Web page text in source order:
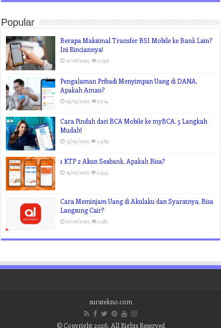
Popular
Berapa Maksimal Transfer BSI Mobile ke Bank Lain?
Ini Rinciannya!
12/06/2025 2,746
Pengalaman Pribadi Menyimpan Uang di DANA,
Apakah Aman?
04/05/2025 2,714
Cara Pindah dari BCA Mobile ke myBCA, 5 Langkah
Mudah!
15/05/2025 2,569
1 KTP 2 Akun Seabank, Apakah Bisa?
14/05/2025 2,454
Cara Meminjam Uang di Akulaku dan Syaratnya, Bisa
Langsung Cair?
01/06/2025 2,385
suratekno.com
© Copyright 2026, All Rights Reserved